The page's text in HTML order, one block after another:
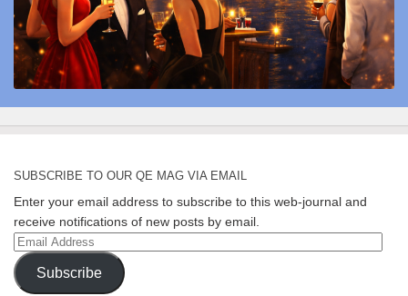
SUBSCRIBE TO OUR QE MAG VIA EMAIL
Enter your email address to subscribe to this web-journal and
receive notifications of new posts by email.
Email
Address
Subscribe